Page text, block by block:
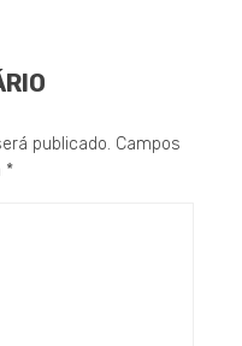
publicado. Campos
*